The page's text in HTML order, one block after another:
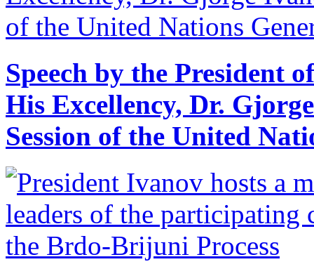
Speech by the President
His Excellency, Dr.
Session of the United